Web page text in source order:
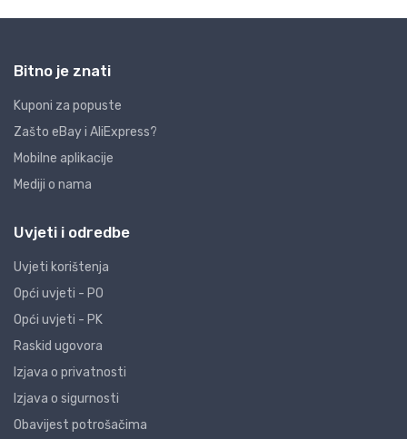
Bitno je znati
Kuponi za popuste
Zašto eBay i AliExpress?
Mobilne aplikacije
Mediji o nama
Uvjeti i odredbe
Uvjeti korištenja
Opći uvjeti - PO
Opći uvjeti - PK
Raskid ugovora
Izjava o privatnosti
Izjava o sigurnosti
Obavijest potrošačima